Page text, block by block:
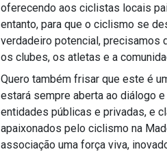
oferecendo aos ciclistas locais
entanto, para que o ciclismo se
verdadeiro potencial, precisamos
os clubes, os atletas e a
Quero também frisar que este é
estará sempre aberta ao diálogo
entidades públicas e privadas, e
apaixonados pelo ciclismo na
associação uma força viva,